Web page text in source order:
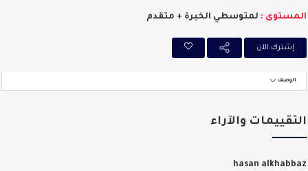
:لمتوسطي الخبرة + متقدم
إشترك اﻵن
الوصف
والآراء
hasan